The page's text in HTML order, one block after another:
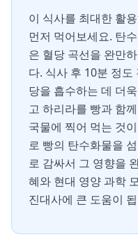
이 식사를 최대한 활
먼저 먹어보세요. 탄
은 혈당 곡선을 완만
다. 식사 후 10분 정
당을 흡수하는 데 더
고 하리라를 빵과 함
국물에 찍어 먹는 것
로 빵의 탄수화물을
로 감싸서 그 영향을
혜와 현대 영양 과학
진대사에 큰 도움이